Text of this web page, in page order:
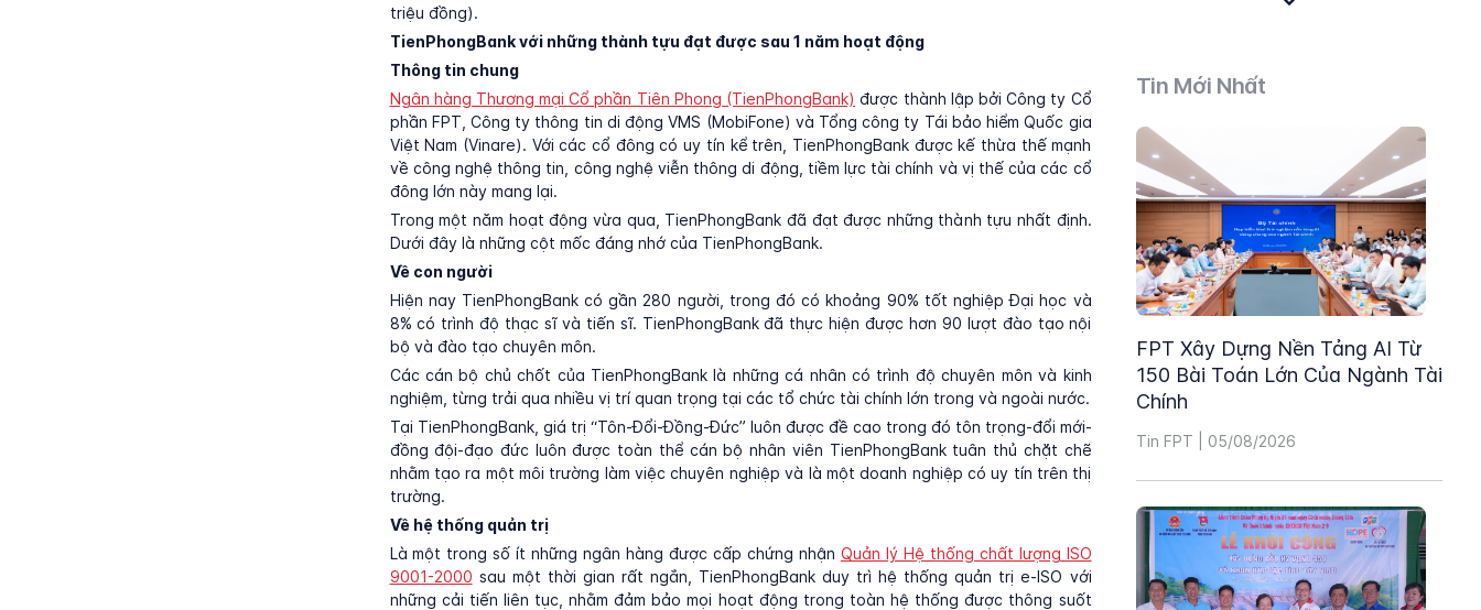
triệu đồng).
TienPhongBank với những thành tựu đạt được sau 1 năm hoạt động
Thông tin chung
Ngân hàng Thương mại Cổ phần Tiên Phong (TienPhongBank) được thành lập bởi Công ty Cổ
phần FPT, Công ty thông tin di động VMS (MobiFone) và Tổng công ty Tái bảo hiểm Quốc gia
Việt Nam (Vinare). Với các cổ đông có uy tín kể trên, TienPhongBank được kế thừa thế mạnh
về công nghệ thông tin, công nghệ viễn thông di động, tiềm lực tài chính và vị thế của các cổ
đông lớn này mang lại.
Trong một năm hoạt động vừa qua, TienPhongBank đã đạt được những thành tựu nhất định.
Dưới đây là những cột mốc đáng nhớ của TienPhongBank.
Về con người
Hiện nay TienPhongBank có gần 280 người, trong đó có khoảng 90% tốt nghiệp Đại học và
8% có trình độ thạc sĩ và tiến sĩ. TienPhongBank đã thực hiện được hơn 90 lượt đào tạo nội
bộ và đào tạo chuyên môn.
Các cán bộ chủ chốt của TienPhongBank là những cá nhân có trình độ chuyên môn và kinh
nghiệm, từng trải qua nhiều vị trí quan trọng tại các tổ chức tài chính lớn trong và ngoài nước.
Tại TienPhongBank, giá trị “Tôn-Đổi-Đồng-Đức” luôn được đề cao trong đó tôn trọng-đổi mới-
đồng đội-đạo đức luôn được toàn thể cán bộ nhân viên TienPhongBank tuân thủ chặt chẽ
nhằm tạo ra một môi trường làm việc chuyên nghiệp và là một doanh nghiệp có uy tín trên thị
trường.
Về hệ thống quản trị
Là một trong số ít những ngân hàng được cấp chứng nhận Quản lý Hệ thống chất lượng ISO
9001-2000 sau một thời gian rất ngắn, TienPhongBank duy trì hệ thống quản trị e-ISO với
những cải tiến liên tục, nhằm đảm bảo mọi hoạt động trong toàn hệ thống được thông suốt
Tin Mới Nhất
FPT Xây Dựng Nền Tảng AI Từ
150 Bài Toán Lớn Của Ngành Tài
Chính
Tin FPT | 05/08/2026